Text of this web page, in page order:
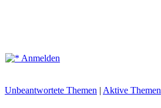
Anmelden
Unbeantwortete Themen | Aktive Themen